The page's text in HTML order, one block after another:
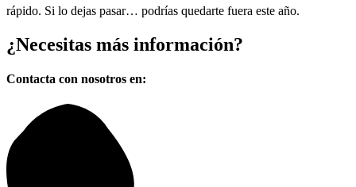
rápido. Si lo dejas pasar… podrías quedarte fuera este año.
¿Necesitas más información?
Contacta con nosotros en: